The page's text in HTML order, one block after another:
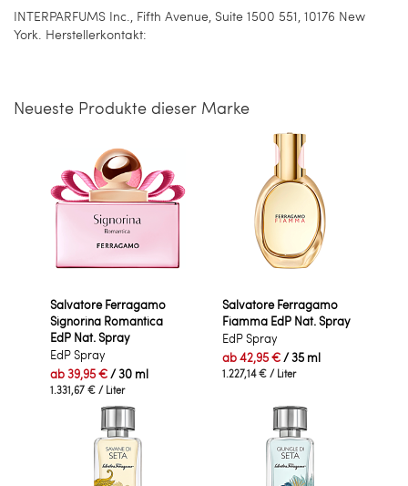
INTERPARFUMS Inc., Fifth Avenue, Suite 1500 551, 10176 New
York. Herstellerkontakt:
Neueste Produkte dieser Marke
Salvatore Ferragamo
Signorina Romantica
EdP Nat. Spray
EdP Spray
ab39,95 €/ 30 ml
1.331,67 € / Liter
Salvatore Ferragamo
Fiamma EdP Nat. Spray
EdP Spray
ab42,95 €/ 35 ml
1.227,14 € / Liter